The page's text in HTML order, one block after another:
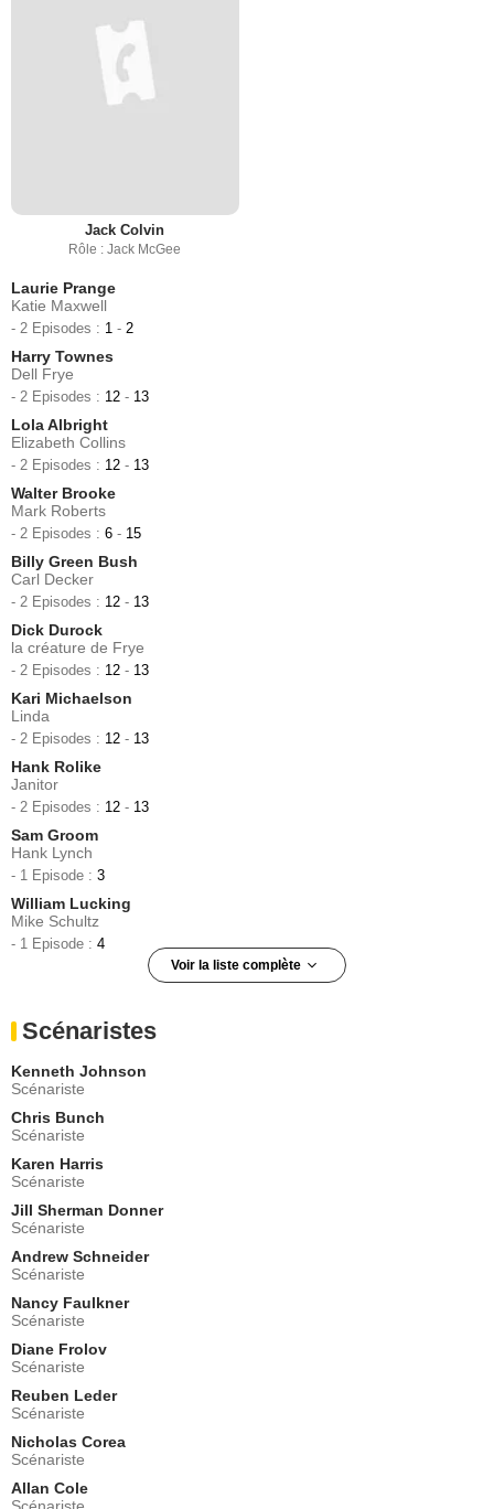
Jack Colvin
Rôle : Jack McGee
Laurie Prange
Katie Maxwell
- 2 Episodes : 1 - 2
Harry Townes
Dell Frye
- 2 Episodes : 12 - 13
Lola Albright
Elizabeth Collins
- 2 Episodes : 12 - 13
Walter Brooke
Mark Roberts
- 2 Episodes : 6 - 15
Billy Green Bush
Carl Decker
- 2 Episodes : 12 - 13
Dick Durock
la créature de Frye
- 2 Episodes : 12 - 13
Kari Michaelson
Linda
- 2 Episodes : 12 - 13
Hank Rolike
Janitor
- 2 Episodes : 12 - 13
Sam Groom
Hank Lynch
- 1 Episode : 3
William Lucking
Mike Schultz
- 1 Episode : 4
Voir la liste complète
- 1 Episode :6
Joe Conti
- 1 Episode :
Cameron Mitchell
Eddie Cain
- 1 Episode :8
Leslie Ackerman
Mandy
- 1 Episode :
Christine Belford
Leigh Gamble
- 1 Episode :10
Richard Loo
Kam Chong
- 1 Episode :
Denny Miller
Paul Corton
- 1 Episode :14
Michael Conrad
Emerson Fletcher
Scénaristes
Kenneth Johnson
Scénariste
Chris Bunch
Scénariste
Karen Harris
Scénariste
Jill Sherman Donner
Scénariste
Andrew Schneider
Scénariste
Nancy Faulkner
Scénariste
Diane Frolov
Scénariste
Reuben Leder
Scénariste
Nicholas Corea
Scénariste
Allan Cole
Scénariste